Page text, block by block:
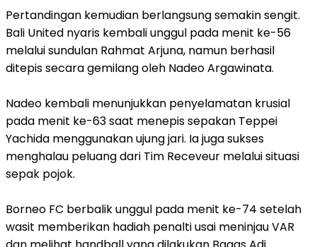
‎Pertandingan kemudian berlangsung semakin sengit.
Bali United nyaris kembali unggul pada menit ke-56
melalui sundulan Rahmat Arjuna, namun berhasil
ditepis secara gemilang oleh Nadeo Argawinata.
‎Nadeo kembali menunjukkan penyelamatan krusial
pada menit ke-63 saat menepis sepakan Teppei
Yachida menggunakan ujung jari. Ia juga sukses
menghalau peluang dari Tim Receveur melalui situasi
sepak pojok.
‎Borneo FC berbalik unggul pada menit ke-74 setelah
wasit memberikan hadiah penalti usai meninjau VAR